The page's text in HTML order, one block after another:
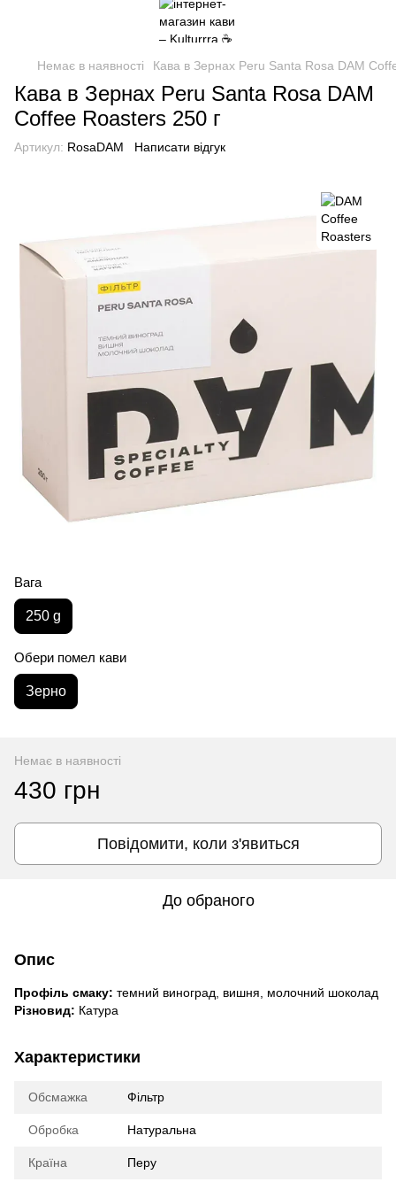
Немає в наявності Кава в Зернах Peru Santa Rosa DAM
Кава в Зернах Peru Santa Rosa DAM
Coffee Roasters 250 г
Артикул: RosaDAM Написати відгук
Вага
250 g
Обери помел кави
Зерно
Немає в наявності
430 грн
Повідомити, коли з'явиться
До обраного
Опис
Профіль смаку: темний виноград, вишня, молочний шоколад
Різновид: Катура
Характеристики
Обсмажка Фільтр
Обробка Натуральна
Країна Перу